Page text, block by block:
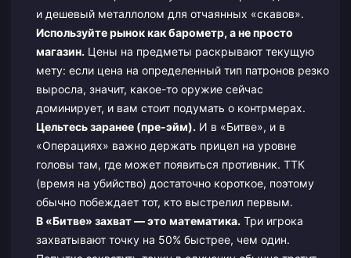
и дешевый металлолом для отчаянных «скавов».
Используйте рынок как барометр, а не просто
магазин. Цены на предметы раскрывают текущую
мету: если цена на определенный тип патронов резко
выросла, значит, какое-то оружие сейчас
доминирует, и вам стоит подумать о контрмерах.
Цельтесь заранее (пре-эйм). И в «Битве», и в
«Операциях» важно держать прицел на уровне
головы там, где может появиться противник. ТТК
(время на убийство) достаточно короткое, поэтому
обычно побеждает тот, кто выстрелил первым.
В «Битве» захват — это математика. Три игрока
захватывают точку на 50% быстрее, чем один.